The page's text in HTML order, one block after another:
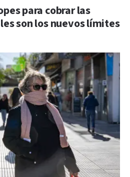
para cobrar las
son los nuevos límites